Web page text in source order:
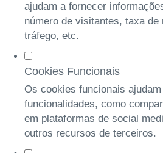
ajudam a fornecer
número de visitantes, taxa de
tráfego, etc.
Cookies Funcionais
Os cookies funcionais
funcionalidades, como
em plataformas de social
outros recursos de terceiros.